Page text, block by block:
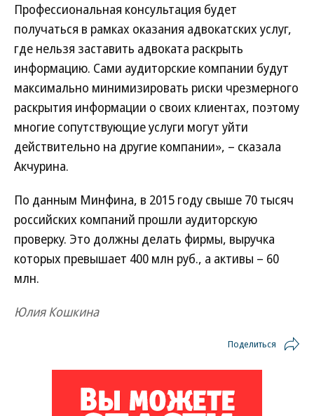
Профессиональная консультация будет
получаться в рамках оказания адвокатских услуг,
где нельзя заставить адвоката раскрыть
информацию. Сами аудиторские компании будут
максимально минимизировать риски чрезмерного
раскрытия информации о своих клиентах, поэтому
многие сопутствующие услуги могут уйти
действительно на другие компании», – сказала
Акчурина.
По данным Минфина, в 2015 году свыше 70 тысяч
российских компаний прошли аудиторскую
проверку. Это должны делать фирмы, выручка
которых превышает 400 млн руб., а активы – 60
млн.
Юлия Кошкина
Поделиться